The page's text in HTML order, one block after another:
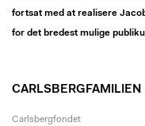
fortsat med at realisere
for det bredest mulige
CARLSBERGFAMILIEN
Carlsbergfondet